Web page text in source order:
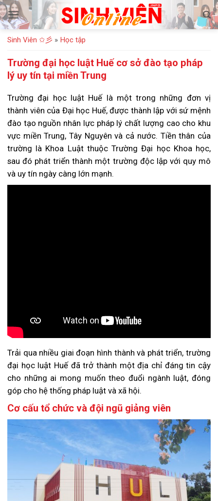
Bỏ
qua
nội
dung
Sinh Viên ✩彡 » Học tập
Trường đại học luật Huế cơ sở đào tạo pháp
lý uy tín tại miền Trung
Trường đại học luật Huế là một trong những đơn vị
thành viên của Đại học Huế, được thành lập với sứ mệnh
đào tạo nguồn nhân lực pháp lý chất lượng cao cho khu
vực miền Trung, Tây Nguyên và cả nước. Tiền thân của
trường là Khoa Luật thuộc Trường Đại học Khoa học,
sau đó phát triển thành một trường độc lập với quy mô
và uy tín ngày càng lớn mạnh.
Trải qua nhiều giai đoạn hình thành và phát triển, trường
đại học luật Huế đã trở thành một địa chỉ đáng tin cậy
cho những ai mong muốn theo đuổi ngành luật, đóng
góp cho hệ thống pháp luật và xã hội.
Cơ cấu tổ chức và đội ngũ giảng viên